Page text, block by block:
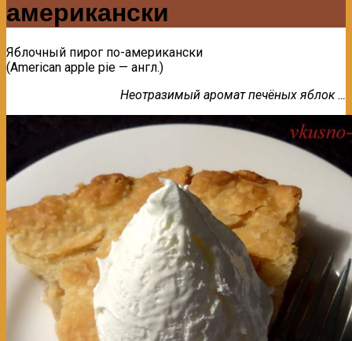
американски
Яблочный пирог по-американски
(American apple piе — англ.)
Неотразимый аромат печёных яблок …